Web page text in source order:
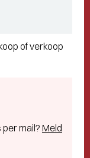
of verkoop
mail?Meld